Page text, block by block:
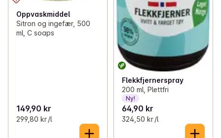
Oppvaskmiddel
Sitron og ingefær, 500
ml, C soaps
149,90 kr
299,80 kr /l
Flekkfjernerspray
200 ml, Plettfri
Ny!
64,90 kr
324,50 kr /l